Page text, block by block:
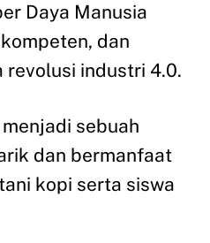
Daya Manusia
dan
revolusi industri 4.0.
sebuah
dan bermanfaat
kopi serta siswa